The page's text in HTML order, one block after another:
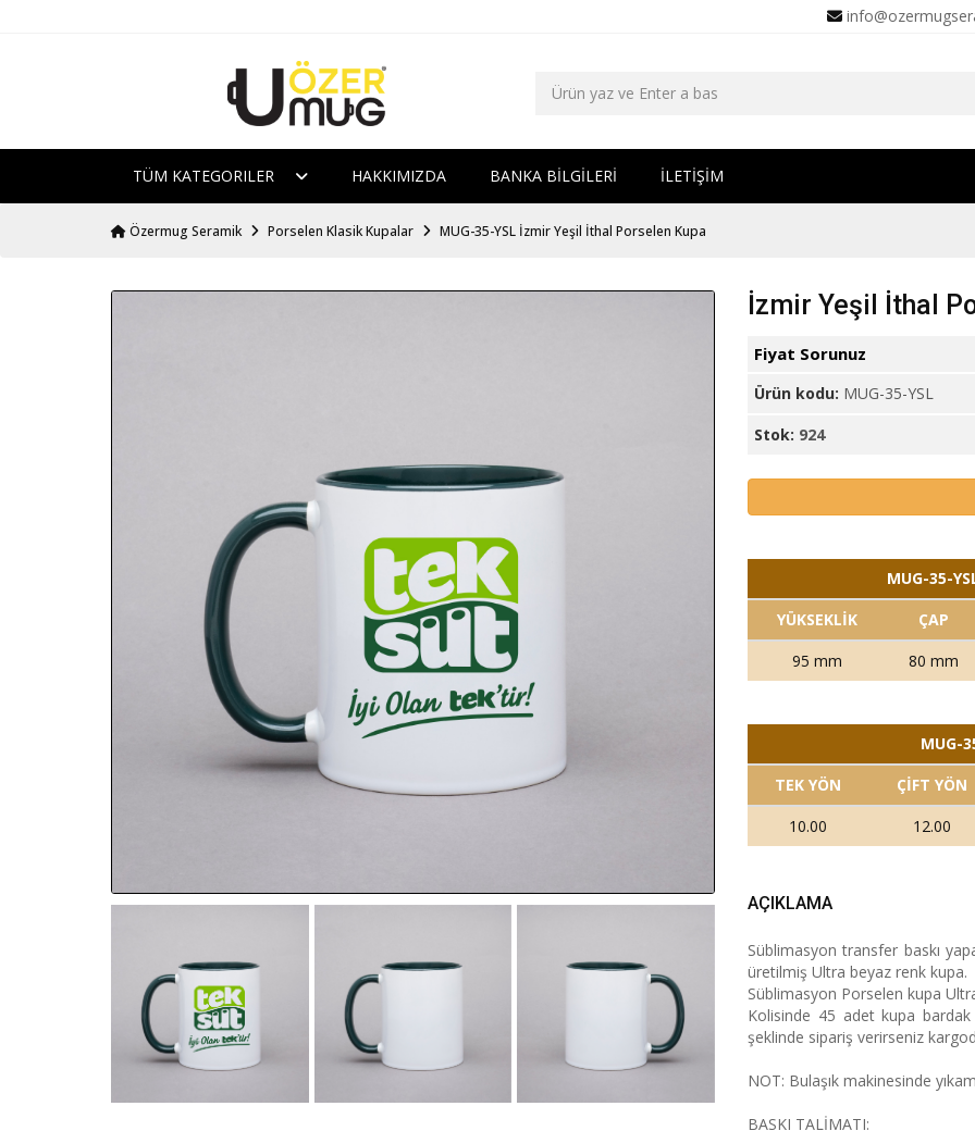
TÜM KATEGORILER HAKKIMIZDA BANKA BİLGİLERİ İLETİŞİM
Özermug Seramik Porselen Klasik Kupalar MUG-35-YSL İzmir Yeşil İthal Porselen Kupa
İzmir Yeşil İthal
Fiyat Sorunuz
Ürün kodu: MUG-35-YSL
Stok: 924
MUG-35-
YÜKSEKLİK
ÇAP
95 mm
80 mm
MUG-
TEK YÖN
ÇİFT YÖN
10.00
12.00
AÇIKLAMA
Süblimasyon transfer baskı
üretilmiş Ultra beyaz renk kupa.
Süblimasyon Porselen kupa
Kolisinde 45 adet kupa bardak
şeklinde sipariş verirseniz
NOT: Bulaşık makinesinde
BASKI TALİMATI: